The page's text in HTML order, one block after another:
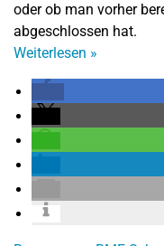
oder ob man vorher
abgeschlossen hat.
Weiterlesen »